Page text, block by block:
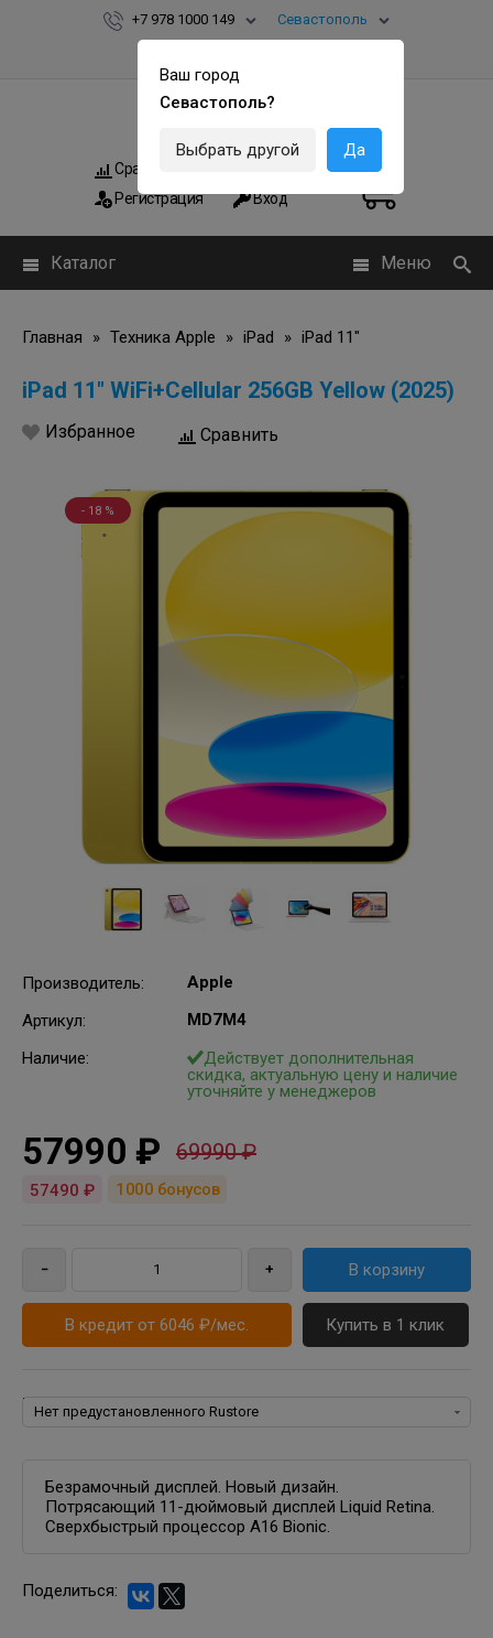
Ваш город
Севастополь?
Выбрать другой Да
+7 978 1000 149 Севастополь
Сравнить
Регистрация
Мои заказы
Вход
0
Каталог Меню
Главная » Техника Apple » iPad » iPad 11"
iPad 11" WiFi+Cellular 256GB Yellow (2025)
Избранное Сравнить
- 18 %
Производитель:
Apple
Артикул:
MD7M4
Наличие:
Действует дополнительная
скидка, актуальную цену и наличие
уточняйте у менеджеров
57990 ₽ 69990 ₽
1000 бонусов
57490 ₽
В кредит от 6046 ₽/мес. Купить в 1 клик
Rustore:
Безрамочный дисплей. Новый дизайн.
Потрясающий 11-дюймовый дисплей Liquid Retina.
Сверхбыстрый процессор A16 Bionic.
Поделиться: